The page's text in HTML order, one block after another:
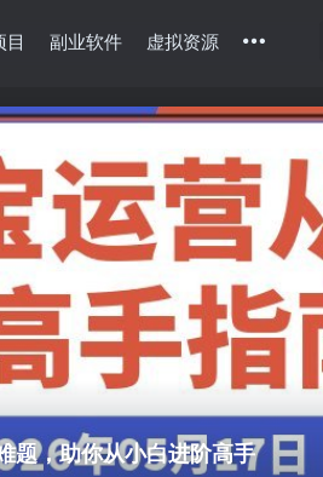
目 副业软件 虚拟资源
题，助你从小白进阶高手